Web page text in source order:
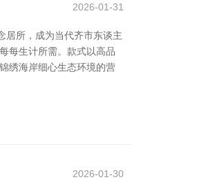
2026-01-31
居所，成为当代齐市东谈主
每生计所需。款式以高品
绣海岸细心生态环境的营
2026-01-30